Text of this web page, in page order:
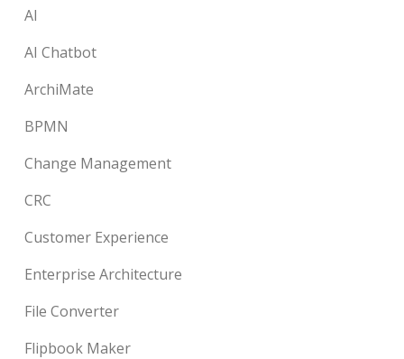
AI
AI Chatbot
ArchiMate
BPMN
Change Management
CRC
Customer Experience
Enterprise Architecture
File Converter
Flipbook Maker